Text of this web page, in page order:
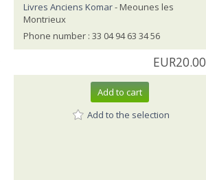
Livres Anciens Komar- Meounes les
Montrieux
Phone number : 33 04 94 63 34 56
EUR20.00
Add to cart
Add to the selection